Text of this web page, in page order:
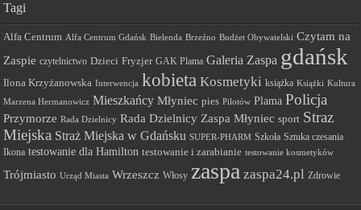
Tagi
Alfa Centrum Alfa Centrum Gdańsk Bielenda Brzeźno Budżet Obywatelski Czytam na
Zaspie czytelnictwo Dzieci Fryzjer GAK Plama Galeria Zaspa gdańsk
Ilona Krzyżanowska Interwencja kobieta Kosmetyki książka Książki Kultura
Marzena Hermanowicz Mieszkańcy Młyniec pies Pilotów Plama Policja
Przymorze Rada Dzielnicy Rada Dzielnicy Zaspa Młyniec sport Straz
Miejska Straż Miejska w Gdańsku SUPER-PHARM Szkoła Sztuka czesania
Ikona testowanie dla Hamilton testowanie i zarabianie testowanie kosmetyków
Trójmiasto Urząd Miasta Wrzeszcz Włosy zaspa zaspa24.pl Zdrowie